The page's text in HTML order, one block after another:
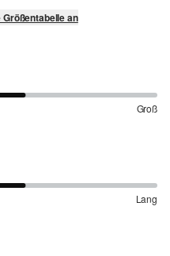
an
Groß
Lang